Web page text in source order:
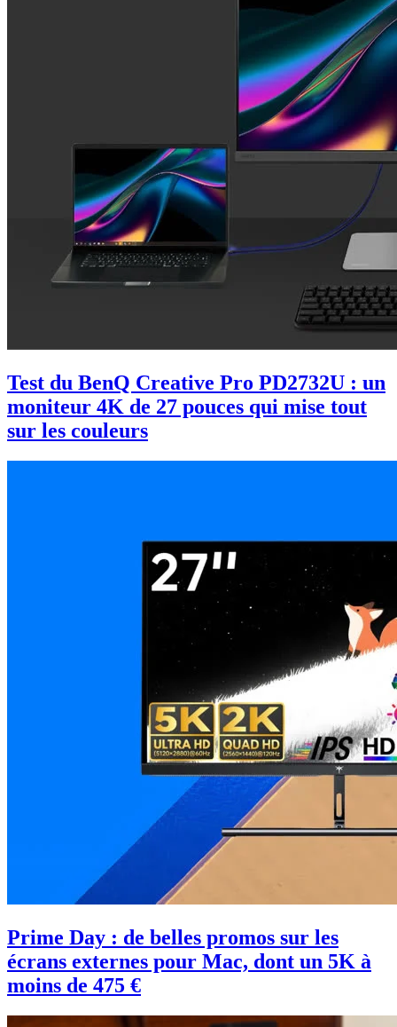
Test du BenQ Creative Pro PD2732U : un
moniteur 4K de 27 pouces qui mise tout
sur les couleurs
Prime Day : de belles promos sur les
écrans externes pour Mac, dont un 5K à
moins de 475 €